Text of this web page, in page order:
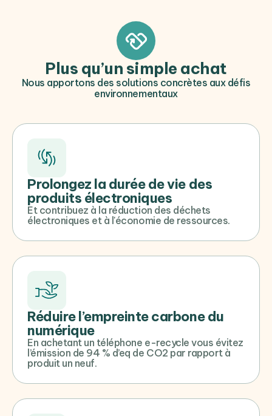
Plus qu’un simple achat
Nous apportons des solutions concrètes aux défis
environnementaux
Prolongez la durée de vie des
produits électroniques
Et contribuez à la réduction des déchets
électroniques et à l'économie de ressources.
Réduire l’empreinte carbone du
numérique
En achetant un téléphone e-recycle vous évitez
l’émission de 94 % d’eq de CO2 par rapport à
produit un neuf.